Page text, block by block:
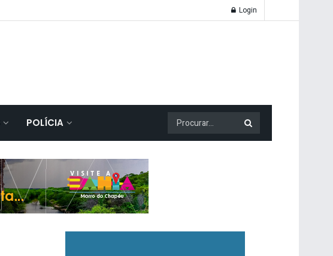
Login
POLÍCIA